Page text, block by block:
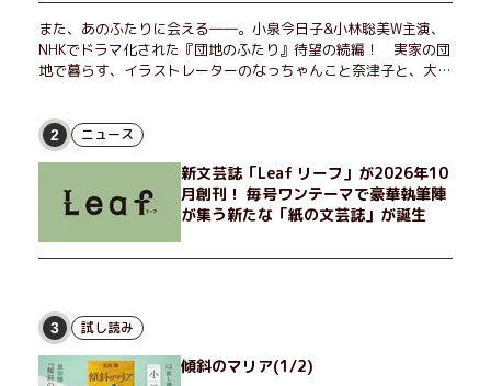
また、あのふたりに会える――。小泉今日子&小林聡美W主演、
NHKでドラマ化された『団地のふたり』待望の続編！ 実家の団
地で暮らす、イラストレーターのなっちゃんこと奈津子と、大学
げたり、部屋でふたりだけの「台湾映画祭」を催したり。50代
独身、幼なじみの変わらぬ友情とささやかな幸せの日々を描く。
2 ニュース
新文芸誌「Leaf リーフ」が2026年10
月創刊！ 毎号ワンテーマで豪華執筆陣
が集う新たな「紙の文芸誌」が誕生
3 試し読み
傾斜のマリア(1/2)